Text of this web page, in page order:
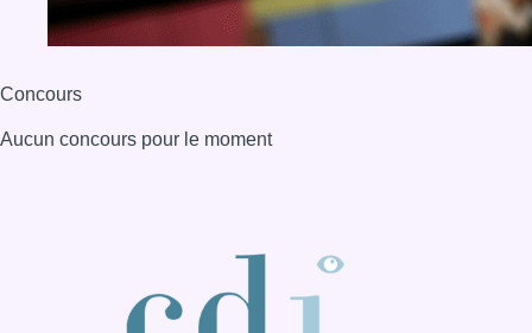
Concours
Aucun concours pour le moment